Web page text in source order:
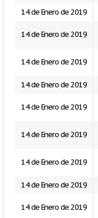
14 de Enero de 2019
14 de Enero de 2019
14 de Enero de 2019
14 de Enero de 2019
14 de Enero de 2019
14 de Enero de 2019
14 de Enero de 2019
14 de Enero de 2019
14 de Enero de 2019